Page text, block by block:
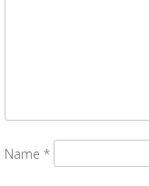
Name *